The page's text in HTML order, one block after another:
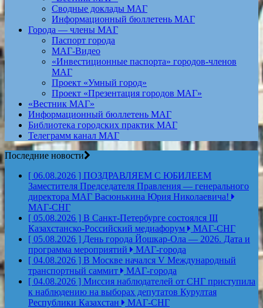
Сводные доклады МАГ
Информационный бюллетень МАГ
Города — члены МАГ
Паспорт города
МАГ-Видео
«Инвестиционные паспорта» городов-членов
МАГ
Проект «Умный город»
Проект «Презентация городов МАГ»
«Вестник МАГ»
Информационный бюллетень МАГ
Библиотека городских практик МАГ
Телеграмм канал МАГ
Последние новости
[ 06.08.2026 ] ПОЗДРАВЛЯЕМ С ЮБИЛЕЕМ
Заместителя Председателя Правления — генерального
директора МАГ Васюнькина Юрия Николаевича!
МАГ-СНГ
[ 05.08.2026 ] В Санкт-Петербурге состоялся III
Казахстанско-Российский медиафорум
МАГ-СНГ
[ 05.08.2026 ] День города Йошкар-Ола — 2026. Дата и
программа мероприятий
МАГ-города
[ 04.08.2026 ] В Москве начался V Международный
транспортный саммит
МАГ-города
[ 04.08.2026 ] Миссия наблюдателей от СНГ приступила
к наблюдению на выборах депутатов Курултая
Республики Казахстан
МАГ-СНГ